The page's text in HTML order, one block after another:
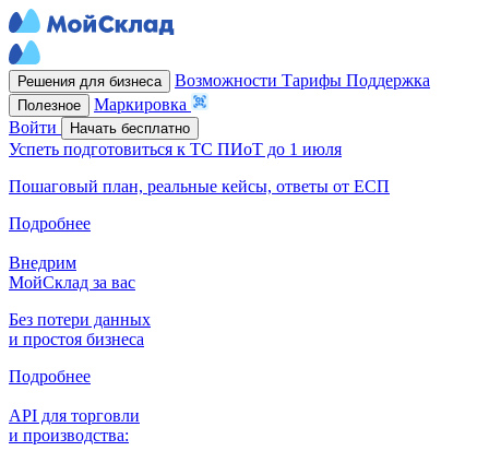
Решения для бизнеса Возможности Тарифы Поддержка
Полезное
Маркировка
Войти
Начать бесплатно
Успеть подготовиться к ТС ПИоТ до 1 июля
Пошаговый план, реальные кейсы, ответы от ЕСП
Подробнее
Внедрим
МойСклад за вас
Без потери данных
и простоя бизнеса
Подробнее
API для торговли
и производства: